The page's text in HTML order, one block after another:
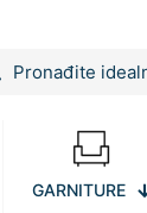
GARNITURE